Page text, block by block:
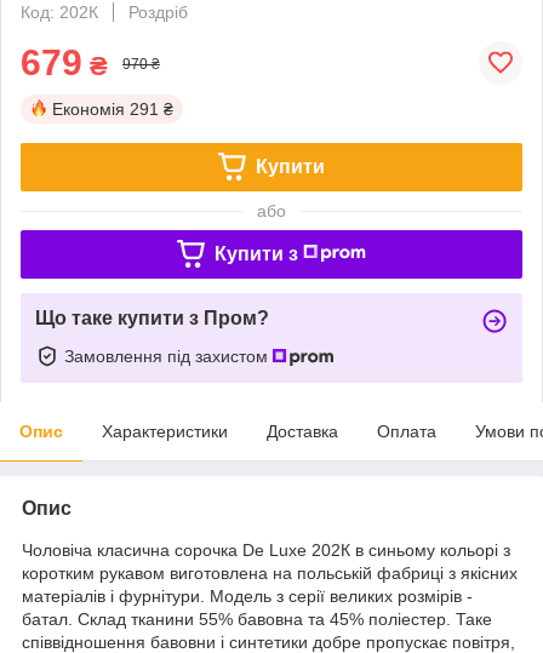
Код: 202К
Роздріб
679 ₴ 970 ₴
Економія 291 ₴
Купити
або
Купити з
Що таке купити з Пром?
Замовлення під захистом
Опис Характеристики Доставка Оплата Умови
Опис
Чоловіча класична сорочка De Luxe 202К в синьому кольорі з
коротким рукавом виготовлена на польській фабриці з якісних
матеріалів і фурнітури. Модель з серії великих розмірів -
батал. Склад тканини 55% бавовна та 45% поліестер. Таке
співвідношення бавовни і синтетики добре пропускає повітря,